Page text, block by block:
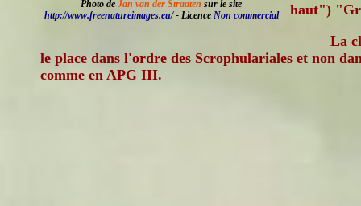
Photo de Jan van der Straaten sur le site
http://www.freenatureimages.eu/- Licence Non commercial
haut")
La
le place dans l'ordre des Scrophulariales et non
comme en APG III.